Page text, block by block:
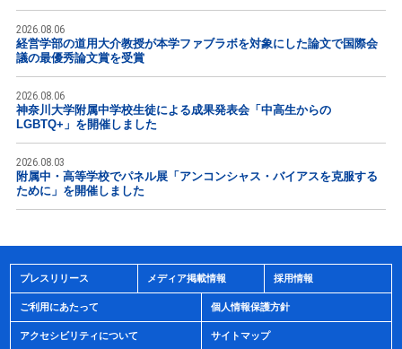
2026.08.06
経営学部の道用大介教授が本学ファブラボを対象にした論文で国際会
議の最優秀論文賞を受賞
2026.08.06
神奈川大学附属中学校生徒による成果発表会「中高生からの
LGBTQ+」を開催しました
2026.08.03
附属中・高等学校でパネル展「アンコンシャス・バイアスを克服する
ために」を開催しました
プレスリリース メディア掲載情報 採用情報
ご利用にあたって 個人情報保護方針
アクセシビリティについて サイトマップ